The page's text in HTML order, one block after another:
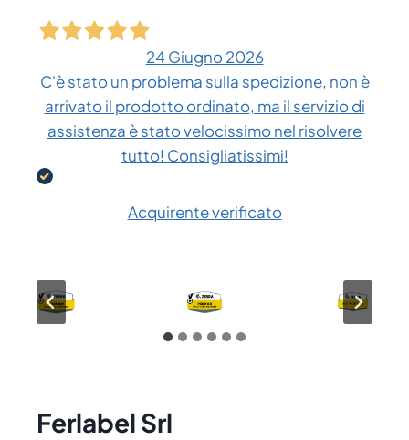
24 Giugno 2026
C'è stato un problema sulla spedizione, non è
arrivato il prodotto ordinato, ma il servizio di
assistenza è stato velocissimo nel risolvere
tutto! Consigliatissimi!
Acquirente verificato
Ferlabel Srl